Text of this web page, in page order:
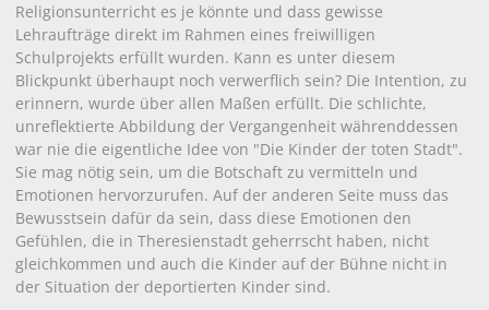
Religionsunterricht es je könnte und dass gewisse
Lehraufträge direkt im Rahmen eines freiwilligen
Schulprojekts erfüllt wurden. Kann es unter diesem
Blickpunkt überhaupt noch verwerflich sein? Die Intention, zu
erinnern, wurde über allen Maßen erfüllt. Die schlichte,
unreflektierte Abbildung der Vergangenheit währenddessen
war nie die eigentliche Idee von "Die Kinder der toten Stadt".
Sie mag nötig sein, um die Botschaft zu vermitteln und
Emotionen hervorzurufen. Auf der anderen Seite muss das
Bewusstsein dafür da sein, dass diese Emotionen den
Gefühlen, die in Theresienstadt geherrscht haben, nicht
gleichkommen und auch die Kinder auf der Bühne nicht in
der Situation der deportierten Kinder sind.